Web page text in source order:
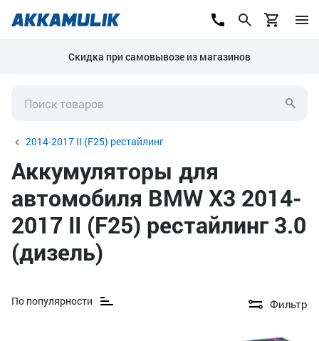
Скидка при самовывозе из магазинов
2014-2017 II (F25) рестайлинг
Аккумуляторы для
автомобиля BMW X3 2014-
2017 II (F25) рестайлинг 3.0
(дизель)
По популярности Фильтр